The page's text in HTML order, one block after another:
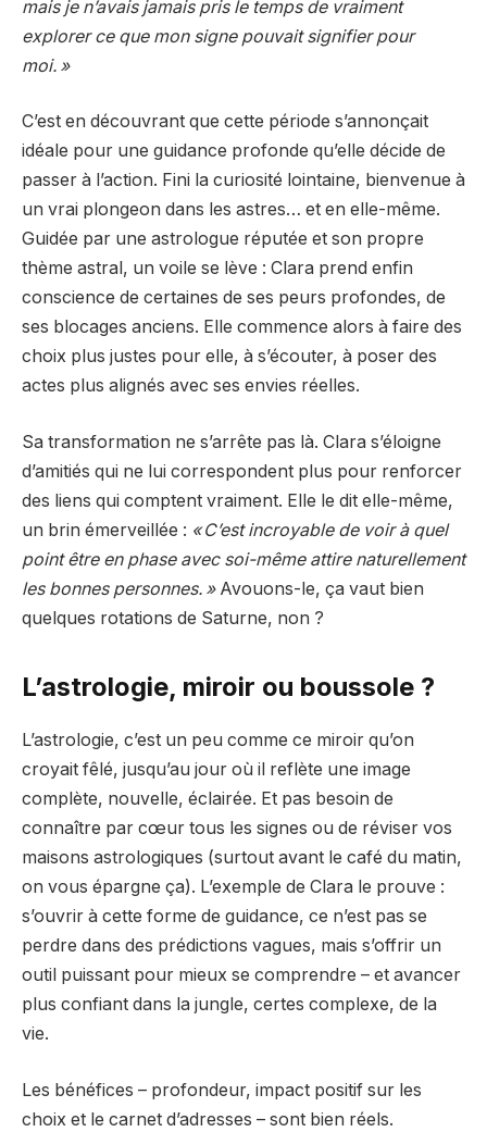
mais je n’avais jamais pris le temps de vraiment
explorer ce que mon signe pouvait signifier pour
moi. »
C’est en découvrant que cette période s’annonçait
idéale pour une guidance profonde qu’elle décide de
passer à l’action. Fini la curiosité lointaine, bienvenue à
un vrai plongeon dans les astres… et en elle-même.
Guidée par une astrologue réputée et son propre
thème astral, un voile se lève : Clara prend enfin
conscience de certaines de ses peurs profondes, de
ses blocages anciens. Elle commence alors à faire des
choix plus justes pour elle, à s’écouter, à poser des
actes plus alignés avec ses envies réelles.
Sa transformation ne s’arrête pas là. Clara s’éloigne
d’amitiés qui ne lui correspondent plus pour renforcer
des liens qui comptent vraiment. Elle le dit elle-même,
un brin émerveillée : « C’est incroyable de voir à quel
point être en phase avec soi-même attire naturellement
les bonnes personnes. »Avouons-le, ça vaut bien
quelques rotations de Saturne, non ?
L’astrologie, miroir ou boussole ?
L’astrologie, c’est un peu comme ce miroir qu’on
croyait fêlé, jusqu’au jour où il reflète une image
complète, nouvelle, éclairée. Et pas besoin de
connaître par cœur tous les signes ou de réviser vos
maisons astrologiques (surtout avant le café du matin,
on vous épargne ça). L’exemple de Clara le prouve :
s’ouvrir à cette forme de guidance, ce n’est pas se
perdre dans des prédictions vagues, mais s’offrir un
outil puissant pour mieux se comprendre – et avancer
plus confiant dans la jungle, certes complexe, de la
vie.
Les bénéfices – profondeur, impact positif sur les
choix et le carnet d’adresses – sont bien réels.